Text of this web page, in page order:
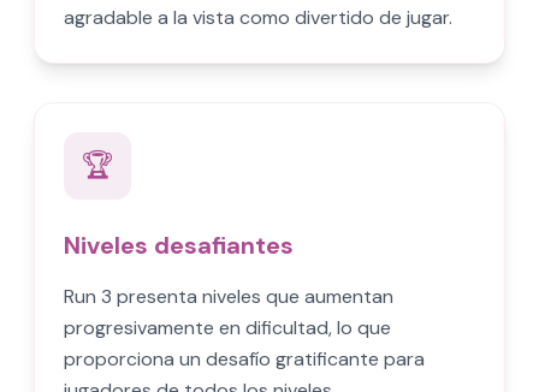
agradable a la vista como divertido de jugar.
🏆
Niveles desafiantes
Run 3 presenta niveles que aumentan
progresivamente en dificultad, lo que
proporciona un desafío gratificante para